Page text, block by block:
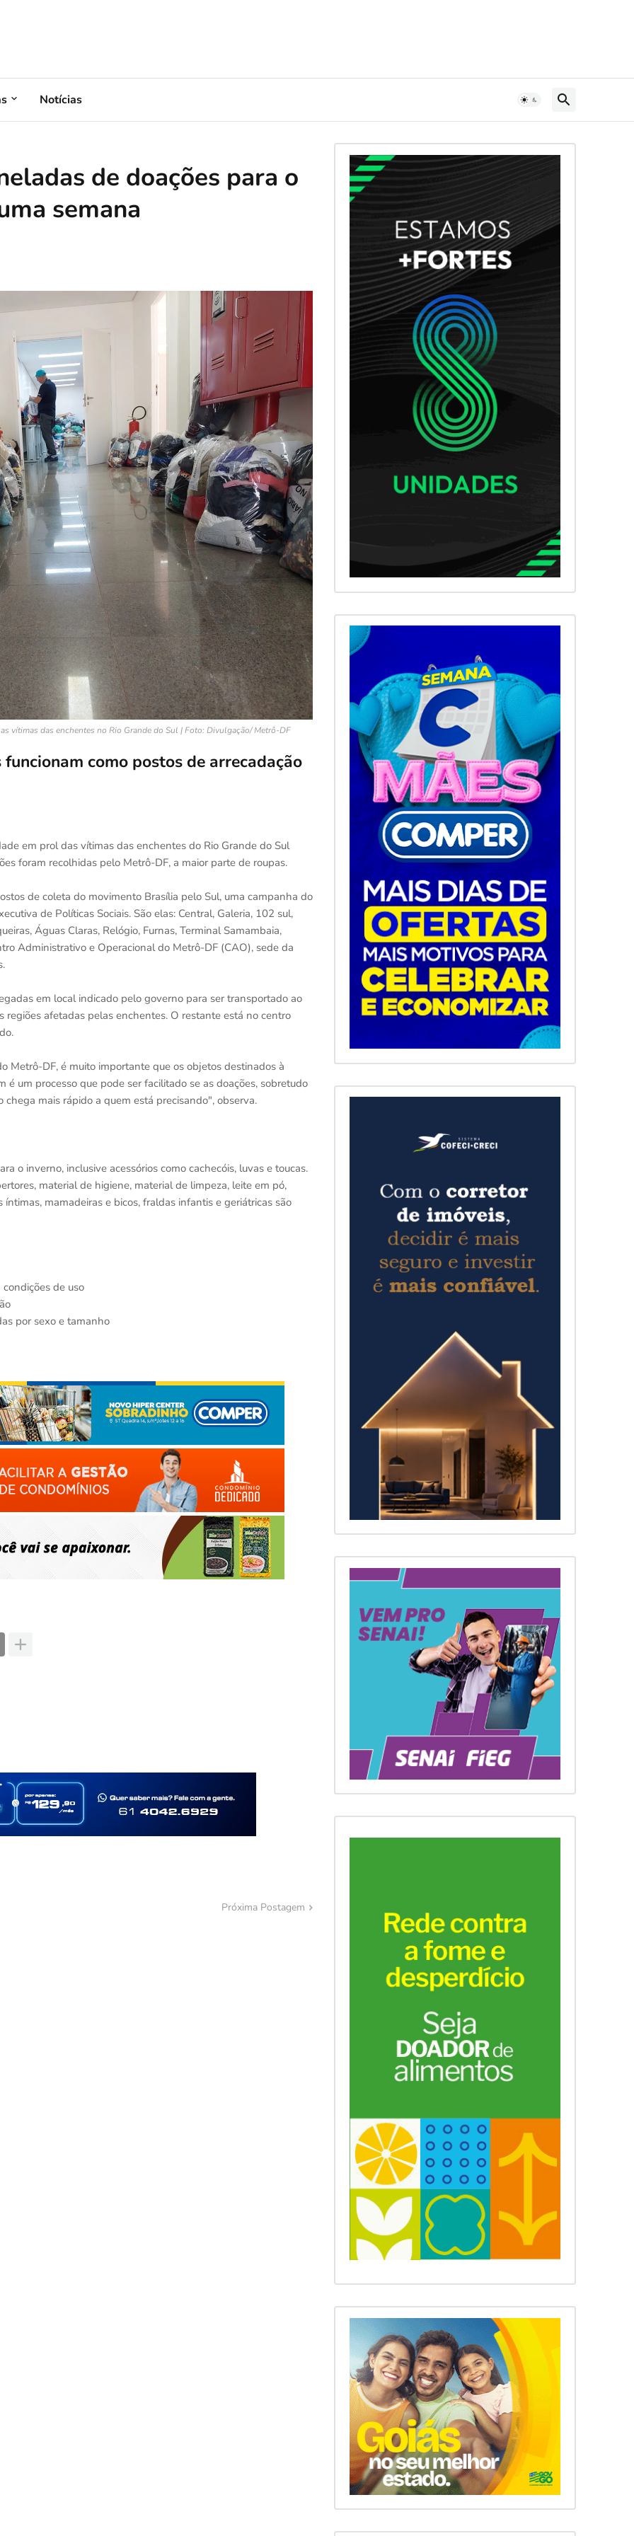
Notícias
de doações para o
semana
vítimas das enchentes no Rio Grande do Sul | Foto: Divulgação/ Metrô-DF
como postos de arrecadação
em prol das vítimas das enchentes do Rio Grande do Sul
foram recolhidas pelo Metrô-DF, a maior parte de roupas.
de coleta do movimento Brasília pelo Sul, uma campanha do
de Políticas Sociais. São elas: Central, Galeria, 102 sul,
Águas Claras, Relógio, Furnas, Terminal Samambaia,
Administrativo e Operacional do Metrô-DF (CAO), sede da
em local indicado pelo governo para ser transportado ao
regiões afetadas pelas enchentes. O restante está no centro
Metrô-DF, é muito importante que os objetos destinados à
um processo que pode ser facilitado se as doações, sobretudo
mais rápido a quem está precisando", observa.
o inverno, inclusive acessórios como cachecóis, luvas e toucas.
material de higiene, material de limpeza, leite em pó,
mamadeiras e bicos, fraldas infantis e geriátricas são
de uso
por sexo e tamanho
Próxima Postagem